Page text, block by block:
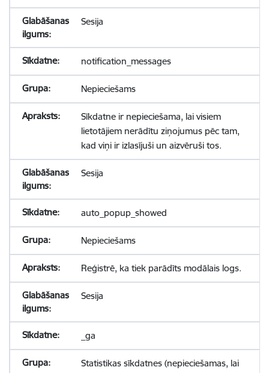
Sesija
notification_messages
Nepieciešams
Sīkdatne ir nepieciešama, lai visiem
lietotājiem nerādītu ziņojumus pēc tam,
kad viņi ir izlasījuši un aizvēruši tos.
Sesija
auto_popup_showed
Nepieciešams
Reģistrē, ka tiek parādīts modālais logs.
Sesija
_ga
Statistikas sīkdatnes (nepieciešamas, lai